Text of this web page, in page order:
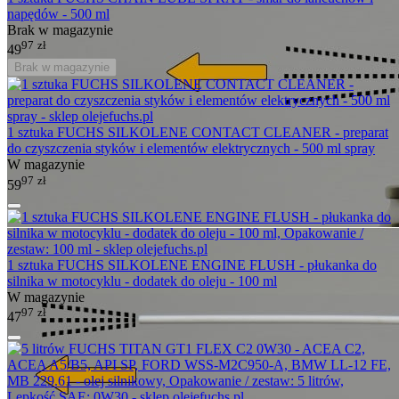
napędów - 500 ml
Brak w magazynie
4997 zł
Brak w magazynie
1 sztuka FUCHS SILKOLENE CONTACT CLEANER - preparat
do czyszczenia styków i elementów elektrycznych - 500 ml spray
W magazynie
5997 zł
1 sztuka FUCHS SILKOLENE ENGINE FLUSH - płukanka do
silnika w motocyklu - dodatek do oleju - 100 ml
W magazynie
4797 zł